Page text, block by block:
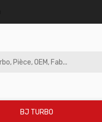
BJ TURBO